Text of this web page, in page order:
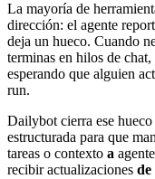
La mayoría de
dirección: el agente
deja un hueco. Cuando
terminas en hilos de
esperando que alguien
run.
Dailybot cierra ese
estructurada para que
tareas o contexto a
recibir actualizaciones de